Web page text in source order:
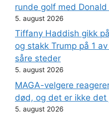
runde golf med
5. august 2026
Tiffany Haddish gikk
og stakk Trump på 1
såre steder
5. august 2026
MAGA-velgere
død, og det er ikke
5. august 2026